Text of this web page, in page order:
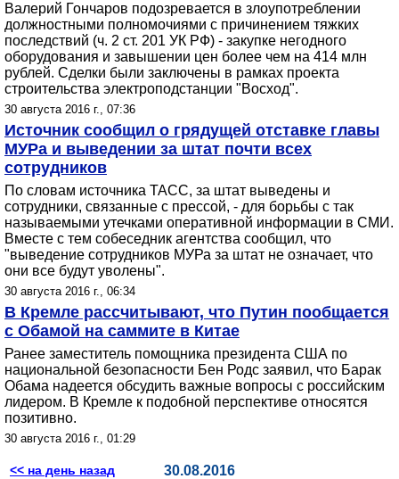
Валерий Гончаров подозревается в злоупотреблении
должностными полномочиями с причинением тяжких
последствий (ч. 2 ст. 201 УК РФ) - закупке негодного
оборудования и завышении цен более чем на 414 млн
рублей. Сделки были заключены в рамках проекта
строительства электроподстанции "Восход".
30 августа 2016 г., 07:36
Источник сообщил о грядущей отставке главы
МУРа и выведении за штат почти всех
сотрудников
По словам источника ТАСС, за штат выведены и
сотрудники, связанные с прессой, - для борьбы с так
называемыми утечками оперативной информации в СМИ.
Вместе с тем собеседник агентства сообщил, что
"выведение сотрудников МУРа за штат не означает, что
они все будут уволены".
30 августа 2016 г., 06:34
В Кремле рассчитывают, что Путин пообщается
с Обамой на саммите в Китае
Ранее заместитель помощника президента США по
национальной безопасности Бен Родс заявил, что Барак
Обама надеется обсудить важные вопросы с российским
лидером. В Кремле к подобной перспективе относятся
позитивно.
30 августа 2016 г., 01:29
<< на день назад 30.08.2016